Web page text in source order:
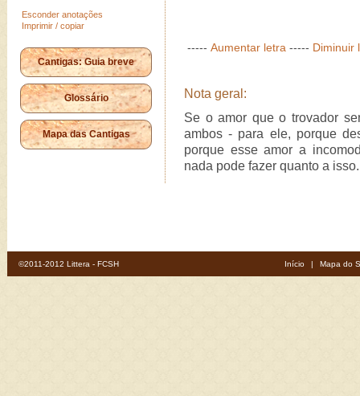
Esconder anotações
Imprimir / copiar
Cantigas: Guia breve
Glossário
Mapa das Cantigas
----- Aumentar letra ----- Diminuir
Nota geral:
Se o amor que o trovador
ambos - para ele, porque
porque esse amor a
nada pode fazer quanto a isso.
©2011-2012 Littera - FCSH Início | Mapa do